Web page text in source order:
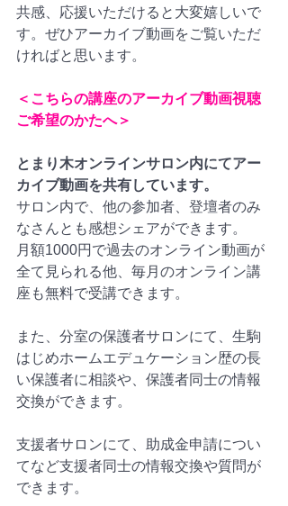
共感、応援いただけると大変嬉しいで
す。ぜひアーカイブ動画をご覧いただ
ければと思います。
＜こちらの講座のアーカイブ動画視聴
ご希望のかたへ＞
とまり木オンラインサロン内にてアー
カイブ動画を共有しています。
サロン内で、他の参加者、登壇者のみ
なさんとも感想シェアができます。
月額1000円で過去のオンライン動画が
全て見られる他、毎月のオンライン講
座も無料で受講できます。
また、分室の保護者サロンにて、生駒
はじめホームエデュケーション歴の長
い保護者に相談や、保護者同士の情報
交換ができます。
支援者サロンにて、助成金申請につい
てなど支援者同士の情報交換や質問が
できます。